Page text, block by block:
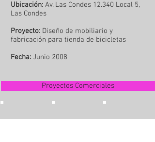
Ubicación: Av. Las Condes 12.340 Local 5,
Las Condes
Proyecto: Diseño de mobiliario y
fabricación para tienda de bicicletas
Fecha: Junio 2008
Proyectos Comerciales